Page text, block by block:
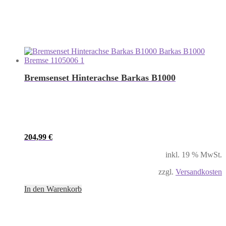
Bremsenset Hinterachse Barkas B1000
204,99 €
inkl. 19 % MwSt.
zzgl. Versandkosten
In den Warenkorb